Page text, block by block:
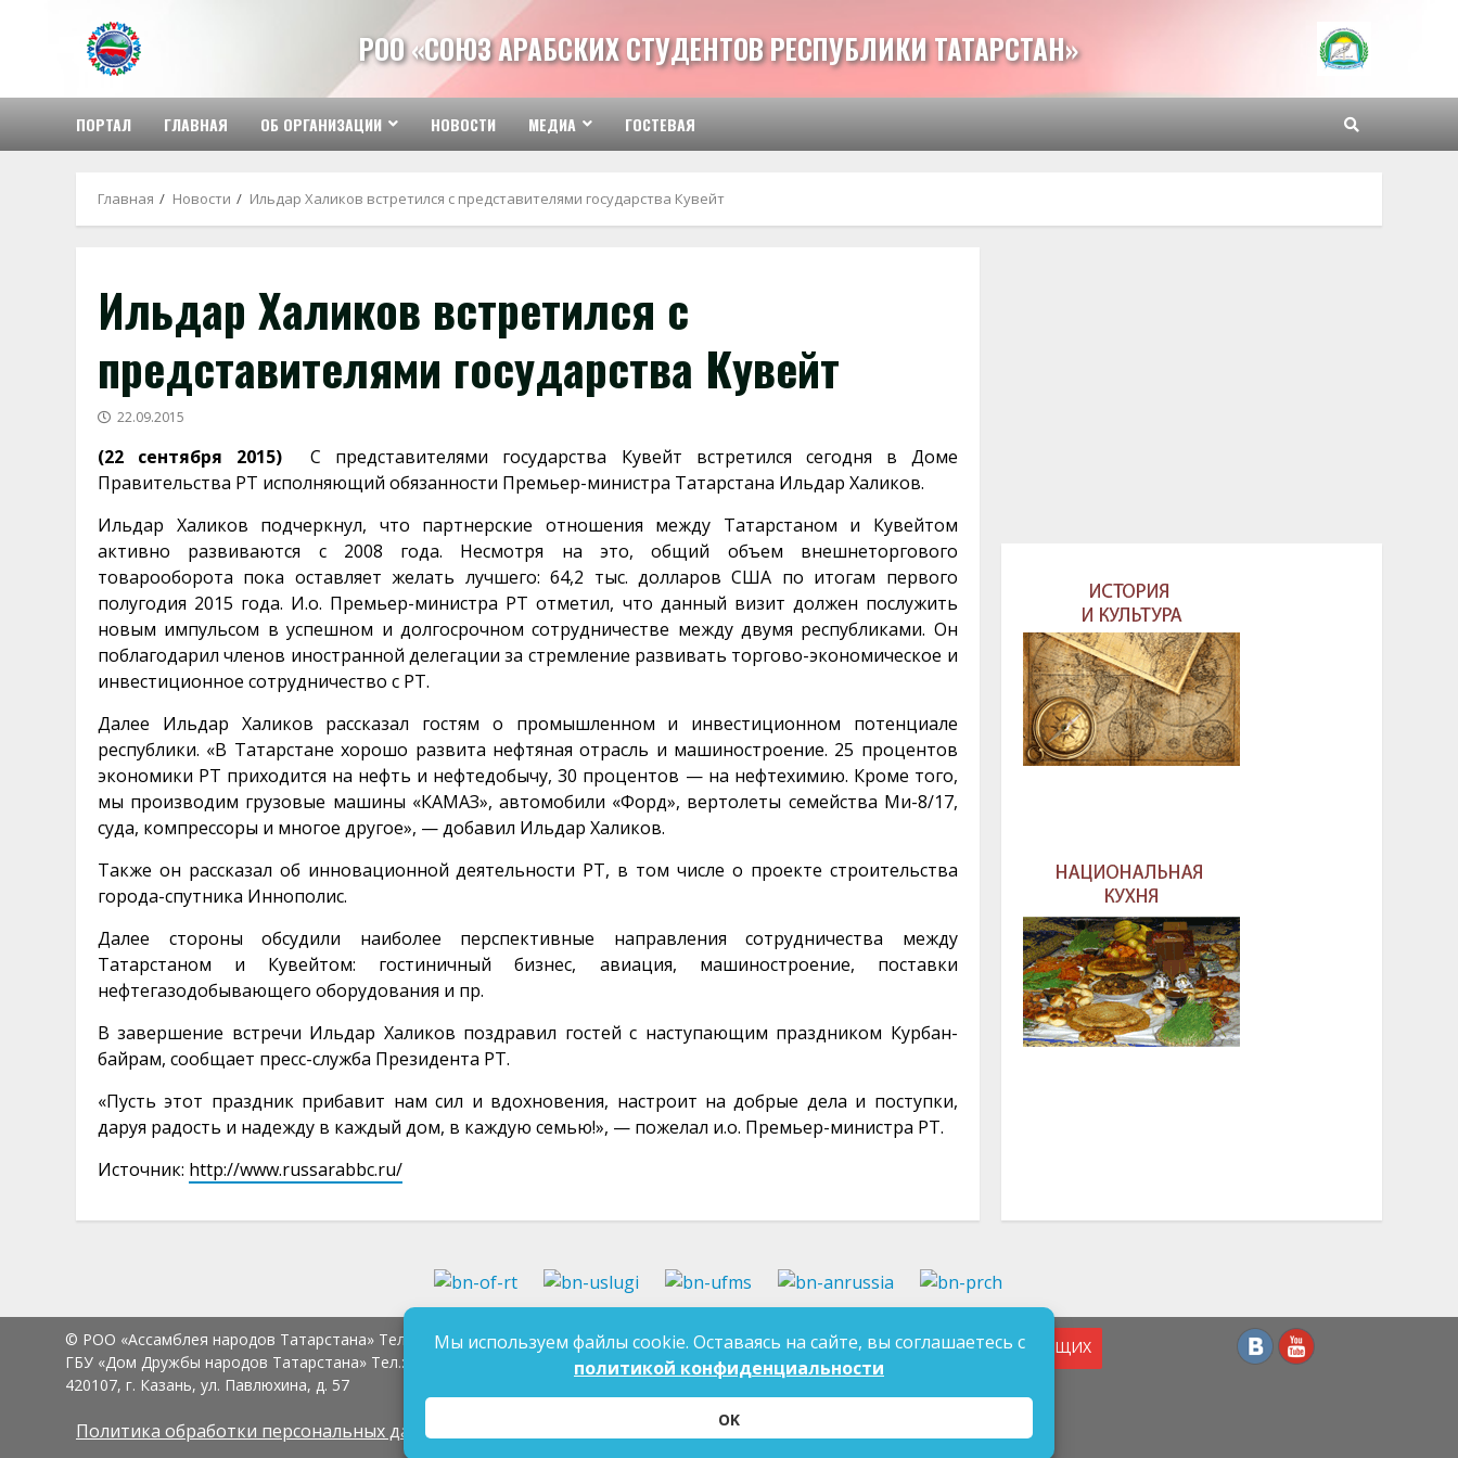
содержимому
РОО «СОЮЗ АРАБСКИХ СТУДЕНТОВ РЕСПУБЛИКИ ТАТАРСТАН»
ПОРТАЛ ГЛАВНАЯ ОБ ОРГАНИЗАЦИИ НОВОСТИ МЕДИА ГОСТЕВАЯ
Главная Новости Ильдар Халиков встретился с представителями государства Кувейт
Ильдар Халиков встретился с
представителями государства Кувейт
22.09.2015
(22 сентября 2015)
С представителями государства Кувейт встретился сегодня в Доме
Правительства РТ исполняющий обязанности Премьер-министра Татарстана Ильдар Халиков.
Ильдар Халиков подчеркнул, что партнерские отношения между Татарстаном и Кувейтом
активно развиваются с 2008 года. Несмотря на это, общий объем внешнеторгового
товарооборота пока оставляет желать лучшего: 64,2 тыс. долларов США по итогам первого
полугодия 2015 года. И.о. Премьер-министра РТ отметил, что данный визит должен послужить
новым импульсом в успешном и долгосрочном сотрудничестве между двумя республиками. Он
поблагодарил членов иностранной делегации за стремление развивать торгово-экономическое и
инвестиционное сотрудничество с РТ.
Далее Ильдар Халиков рассказал гостям о промышленном и инвестиционном потенциале
республики. «В Татарстане хорошо развита нефтяная отрасль и машиностроение. 25 процентов
экономики РТ приходится на нефть и нефтедобычу, 30 процентов — на нефтехимию. Кроме того,
мы производим грузовые машины «КАМАЗ», автомобили «Форд», вертолеты семейства Ми-8/17,
суда, компрессоры и многое другое», — добавил Ильдар Халиков.
Также он рассказал об инновационной деятельности РТ, в том числе о проекте строительства
города-спутника Иннополис.
Далее стороны обсудили наиболее перспективные направления сотрудничества между
Татарстаном и Кувейтом: гостиничный бизнес, авиация, машиностроение, поставки
нефтегазодобывающего оборудования и пр.
В завершение встречи Ильдар Халиков поздравил гостей с наступающим праздником Курбан-
байрам, сообщает пресс-служба Президента РТ.
«Пусть этот праздник прибавит нам сил и вдохновения, настроит на добрые дела и поступки,
даруя радость и надежду в каждый дом, в каждую семью!», — пожелал и.о. Премьер-министра РТ.
Источник: http://www.russarabbc.ru/
ДЛЯ СЛАБОВИДЯЩИХ
© РОО «Ассамблея народов Татарстана» Тел.: 8 (843) 237-97-99E-mail:an-tatarstan@yandex.ru
ГБУ «Дом Дружбы народов Татарстана» Тел.:
E-mail:mk.ddn@tatar.ru
420107, г. Казань, ул. Павлюхина, д. 57
Политика обработки персональных данных Согласие на обработку персональных данных
Мы используем файлы cookie. Оставаясь на сайте, вы соглашаетесь с
политикой конфиденциальности
OK